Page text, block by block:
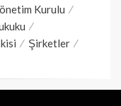
Kurulu
Şirketler